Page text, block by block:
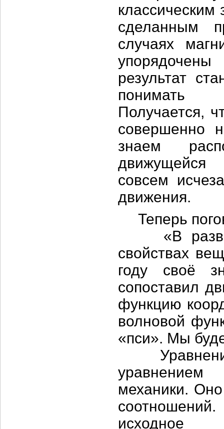
классическим
сделанным
случаях
результат
понимать
Получается,
совершенно
знаем
движущейся
совсем
движения.
Теперь
«В
свойствах
году своё
сопоставил
функцию
волновой
«пси». Мы
Уравнение
механики.
исходное